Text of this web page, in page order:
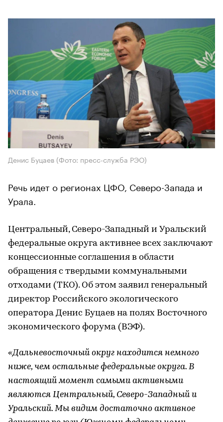
Денис Буцаев (Фото: пресс-служба РЭО)
Речь идет о регионах ЦФО, Северо-Запада и
Урала.
Центральный, Северо-Западный и Уральский
федеральные округа активнее всех заключают
концессионные соглашения в области
обращения с твердыми коммунальными
отходами (ТКО). Об этом заявил генеральный
директор Российского экологического
оператора Денис Буцаев на полях Восточного
экономического форума (ВЭФ).
«Дальневосточный округ находится немного
ниже, чем остальные федеральные округа. В
настоящий момент самыми активными
являются Центральный, Северо-Западный и
Уральский. Мы видим достаточно активное